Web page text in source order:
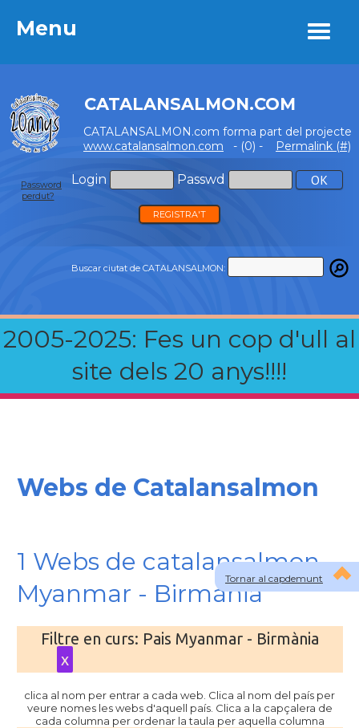
Menu
CATALANSALMON.COM
CATALANSALMON.com forma part del projecte
www.catalansalmon.com - (0) - Permalink (#)
Login Passwd
Password
perdut?
REGISTRA'T
Buscar ciutat de CATALANSALMON:
2005-2025: Fes un cop d'ull al
site dels 20 anys!!!!
Menu
Tornar al capdemunt
Webs de Catalansalmon
1 Webs de catalansalmon
Myanmar - Birmània
Filtre en curs: Pais Myanmar - Birmània
x
clica al nom per entrar a cada web. Clica al nom del país per
veure nomes les webs d'aquell país. Clica a la capçalera de
cada columna per ordenar la taula per aquella columna